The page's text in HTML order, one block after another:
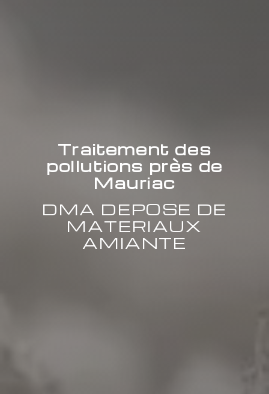
Traitement des
pollutions près de
Mauriac
DMA DEPOSE DE
MATERIAUX
AMIANTE